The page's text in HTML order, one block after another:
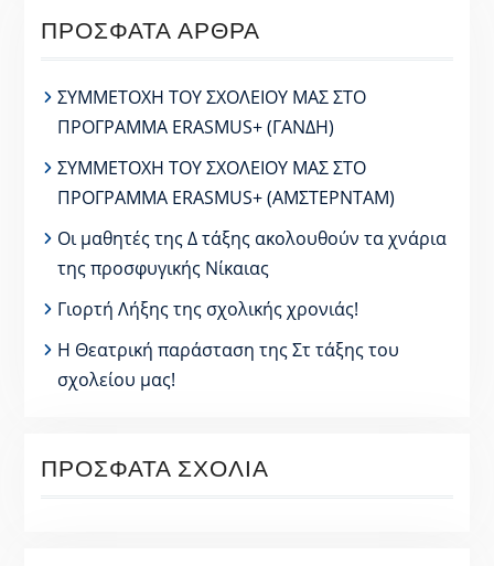
ΠΡΌΣΦΑΤΑ ΆΡΘΡΑ
ΣΥΜΜΕΤΟΧΗ ΤΟΥ ΣΧΟΛΕΙΟΥ ΜΑΣ ΣΤΟ
ΠΡΟΓΡΑΜΜΑ ERASMUS+ (ΓΑΝΔΗ)
ΣΥΜΜΕΤΟΧΗ ΤΟΥ ΣΧΟΛΕΙΟΥ ΜΑΣ ΣΤΟ
ΠΡΟΓΡΑΜΜΑ ERASMUS+ (ΑΜΣΤΕΡΝΤΑΜ)
Οι μαθητές της Δ τάξης ακολουθούν τα χνάρια
της προσφυγικής Νίκαιας
Γιορτή Λήξης της σχολικής χρονιάς!
Η Θεατρική παράσταση της Στ τάξης του
σχολείου μας!
ΠΡΌΣΦΑΤΑ ΣΧΌΛΙΑ